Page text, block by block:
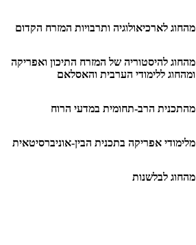
מהחוג לארכיאולוגיה ותרבויות המזרח הקדום
מהחוג להיסטוריה של המזרח התיכון ואפריקה
ומהחוג ללימודי הערבית והאסלאם
מהתכנית הרב-תחומית במדעי הרוח
מלימודי אפריקה בתכנית הבין-אוניברסיטאית
מהחוג לבלשנות